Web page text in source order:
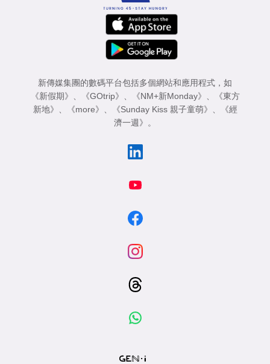
新傳媒集團的數碼平台包括多個網站和應用程式，如
《新假期》
《GOtrip》 《NM+新Monday》
《東方
新地》
《more》 《Sunday Kiss 親子童萌》
《經
濟一週》
。